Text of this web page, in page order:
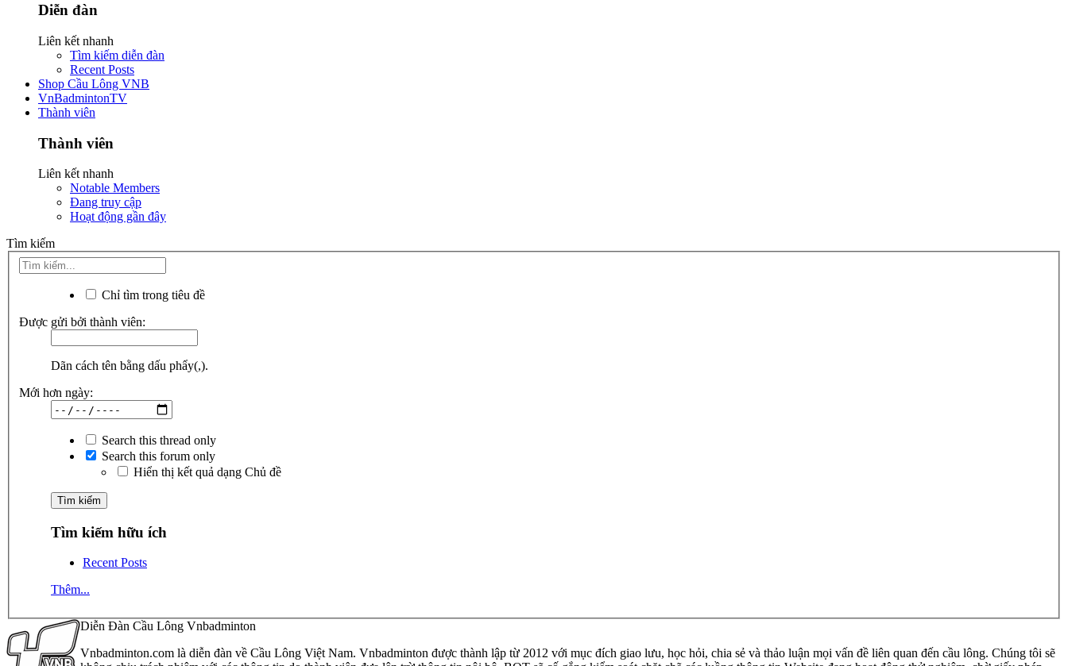
Diễn đàn
Liên kết nhanh
Tìm kiếm diễn đàn
Recent Posts
Shop Cầu Lông VNB
VnBadmintonTV
Thành viên
Thành viên
Liên kết nhanh
Notable Members
Đang truy cập
Hoạt động gần đây
Tìm kiếm
Chỉ tìm trong tiêu đề
Được gửi bởi thành viên:
Dãn cách tên bằng dấu phẩy(,).
Mới hơn ngày:
Search this thread only
Search this forum only
Hiển thị kết quả dạng Chủ đề
Tìm kiếm hữu ích
Recent Posts
Thêm...
Diễn Đàn Cầu Lông Vnbadminton
Vnbadminton.com là diễn đàn về Cầu Lông Việt Nam. Vnbadminton được thành lập từ 2012 với mục đích giao lưu, học hỏi, chia sẻ và thảo luận mọi vấn đề liên quan đến cầu lông. Chúng tôi sẽ